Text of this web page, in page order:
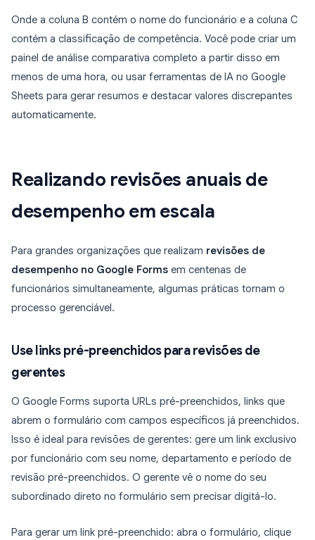
Onde a coluna B contém o nome do funcionário e a coluna C
contém a classificação de competência. Você pode criar um
painel de análise comparativa completo a partir disso em
menos de uma hora, ou usar ferramentas de IA no Google
Sheets para gerar resumos e destacar valores discrepantes
automaticamente.
Realizando revisões anuais de
desempenho em escala
Para grandes organizações que realizam revisões de
desempenho no Google Forms em centenas de
funcionários simultaneamente, algumas práticas tornam o
processo gerenciável.
Use links pré-preenchidos para revisões de
gerentes
O Google Forms suporta URLs pré-preenchidos, links que
abrem o formulário com campos específicos já preenchidos.
Isso é ideal para revisões de gerentes: gere um link exclusivo
por funcionário com seu nome, departamento e período de
revisão pré-preenchidos. O gerente vê o nome do seu
subordinado direto no formulário sem precisar digitá-lo.
Para gerar um link pré-preenchido: abra o formulário, clique